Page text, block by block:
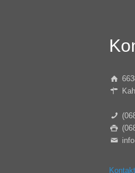
Kontakt